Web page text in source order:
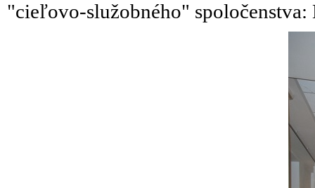
"cieľovo-služobného"